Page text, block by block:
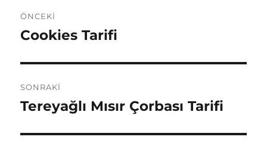
gezinmesi
ÖNCEKI
Önceki
Cookies Tarifi
SONRAKI
Sonraki
Tereyağlı Mısır Çorbası Tarifi